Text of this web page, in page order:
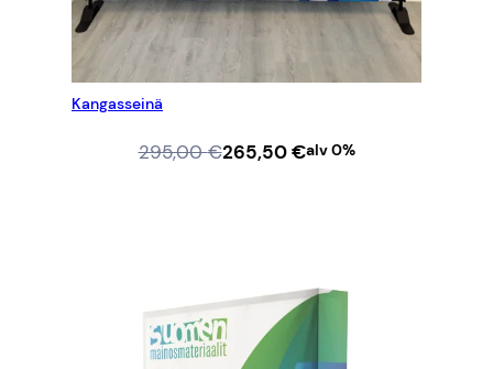
Kangasseinä
295,00€
Alkuperäinen
265,50€
Nykyinenalv 0%